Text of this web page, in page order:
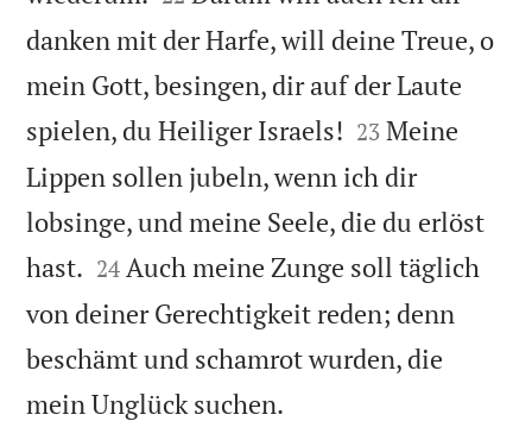
danken mit der Harfe, will deine Treue, o
mein Gott, besingen, dir auf der Laute
spielen, du Heiliger Israels! 

23 Meine
Lippen sollen jubeln, wenn ich dir
lobsinge, und meine Seele, die du erlöst
hast. 

24 Auch meine Zunge soll täglich
von deiner Gerechtigkeit reden; denn
beschämt und schamrot wurden, die
mein Unglück suchen.